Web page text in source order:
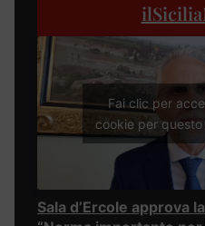
Fai clic per
cookie per
Sala d’Ercole approva